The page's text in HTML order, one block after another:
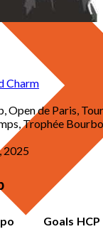
Charm
Open de Paris,
Trophée
2025
Goals HCP